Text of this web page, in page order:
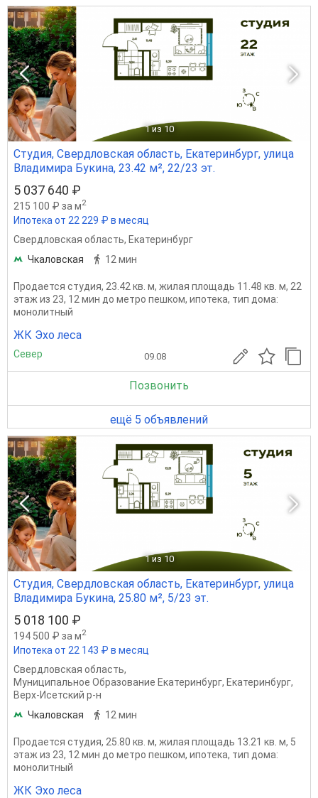
1 из 10
Студия, Свердловская область, Екатеринбург, улица
Владимира Букина, 23.42 м², 22/23 эт.
5 037 640 ₽
215 100 ₽ за м2
Ипотека от 22 229 ₽ в месяц
Свердловская область, Екатеринбург
Чкаловская
12 мин
Продается студия, 23.42 кв. м, жилая площадь 11.48 кв. м, 22
этаж из 23, 12 мин до метро пешком, ипотека, тип дома:
монолитный
ЖК Эхо леса
Север 09.08
Позвонить
ещё 5 объявлений
1 из 10
Студия, Свердловская область, Екатеринбург, улица
Владимира Букина, 25.80 м², 5/23 эт.
5 018 100 ₽
194 500 ₽ за м2
Ипотека от 22 143 ₽ в месяц
Свердловская область,
Муниципальное Образование Екатеринбург, Екатеринбург,
Верх-Исетский р-н
Чкаловская
12 мин
Продается студия, 25.80 кв. м, жилая площадь 13.21 кв. м, 5
этаж из 23, 12 мин до метро пешком, ипотека, тип дома:
монолитный
ЖК Эхо леса